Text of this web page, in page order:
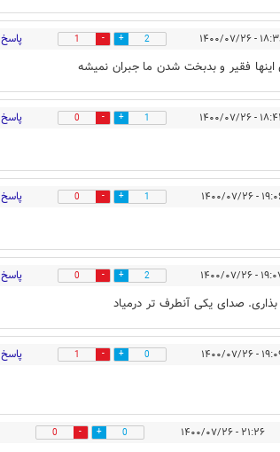
- ۱۴۰۰/۰۷/۲۶ 2
1 پاسخ
اینها فقیر و بدبخت شدن ما جبران نمیشه
- ۱۴۰۰/۰۷/۲۶ 1
0 پاسخ
- ۱۴۰۰/۰۷/۲۶ 1
0 پاسخ
- ۱۴۰۰/۰۷/۲۶ 2
0 پاسخ
صدای یکی آنطرف تر درمیاد
- ۱۴۰۰/۰۷/۲۶ 0
1 پاسخ
۲۱:۲۶ - ۱۴۰۰/۰۷/۲۶ 0
0